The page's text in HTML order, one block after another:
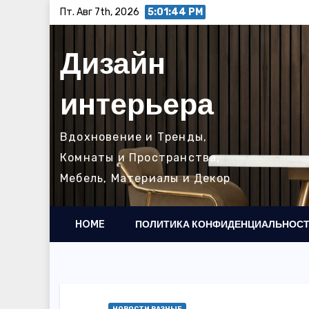
содержимому
Пт. Авг 7th, 2026 5:01:45 PM
Дизайн
интерьера
Вдохновение и Тренды,
Комнаты и Пространства,
Мебель, Материалы и Декор
HOME ПОЛИТИКА